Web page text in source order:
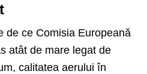
de ce Comisia Europeană
atât de mare legat de
calitatea aerului în